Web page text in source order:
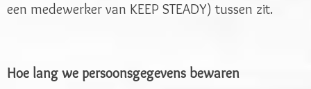
een medewerker van KEEP STEADY) tussen zit.
Hoe lang we persoonsgegevens bewaren